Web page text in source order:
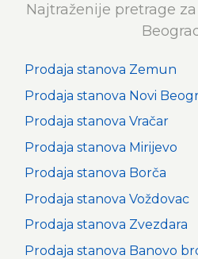
Najtraženije pretrage
Prodaja stanova Zemun
Prodaja stanova Novi
Prodaja stanova Vračar
Prodaja stanova Mirijevo
Prodaja stanova Borča
Prodaja stanova Voždovac
Prodaja stanova Zvezdara
Prodaja stanova Banovo